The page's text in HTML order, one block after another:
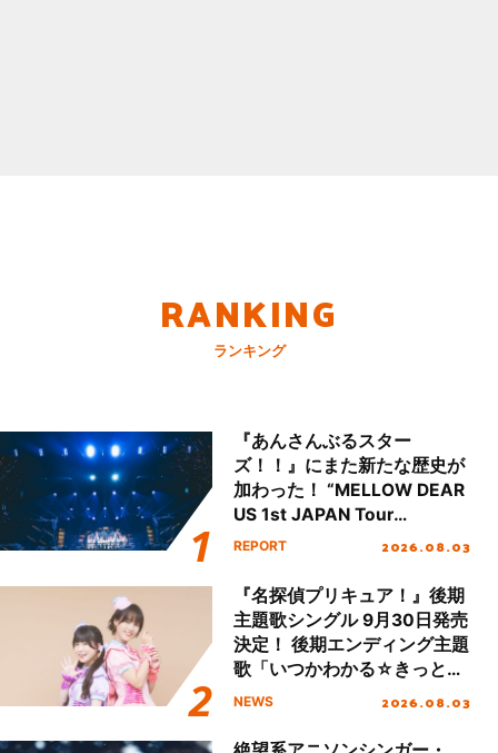
RANKING
ランキング
『あんさんぶるスター
ズ！！』にまた新たな歴史が
加わった！ “MELLOW DEAR
US 1st JAPAN Tour
Final「NICE to meet YOU
ート!!
REPORT 2026.08.03
『名探偵プリキュア！』後期
主題歌シングル 9月30日発売
決定！ 後期エンディング主題
歌「いつかわかる☆きっとあ
える」TVサイズ先行配信開
NEWS 2026.08.03